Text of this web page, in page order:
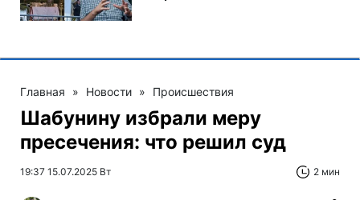
Главная » Новости » Происшествия
Шабунину избрали меру
пресечения: что решил суд
19:37 15.07.2025 Вт 2 мин